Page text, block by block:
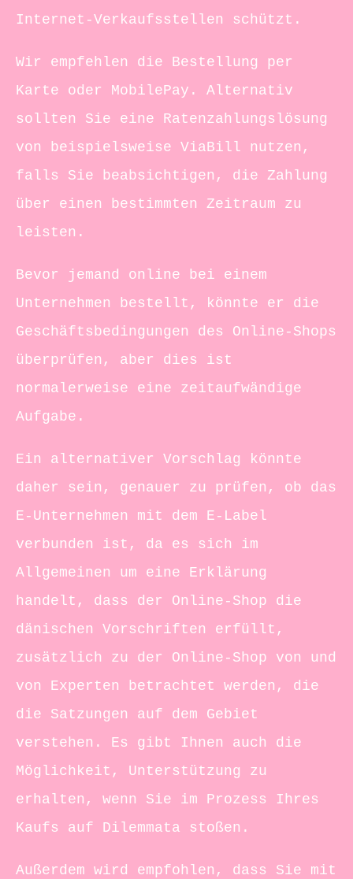
Internet-Verkaufsstellen schützt.
Wir empfehlen die Bestellung per
Karte oder MobilePay. Alternativ
sollten Sie eine Ratenzahlungslösung
von beispielsweise ViaBill nutzen,
falls Sie beabsichtigen, die Zahlung
über einen bestimmten Zeitraum zu
leisten.
Bevor jemand online bei einem
Unternehmen bestellt, könnte er die
Geschäftsbedingungen des Online-Shops
überprüfen, aber dies ist
normalerweise eine zeitaufwändige
Aufgabe.
Ein alternativer Vorschlag könnte
daher sein, genauer zu prüfen, ob das
E-Unternehmen mit dem E-Label
verbunden ist, da es sich im
Allgemeinen um eine Erklärung
handelt, dass der Online-Shop die
dänischen Vorschriften erfüllt,
zusätzlich zu der Online-Shop von und
von Experten betrachtet werden, die
die Satzungen auf dem Gebiet
verstehen. Es gibt Ihnen auch die
Möglichkeit, Unterstützung zu
erhalten, wenn Sie im Prozess Ihres
Kaufs auf Dilemmata stoßen.
Außerdem wird empfohlen, dass Sie mit